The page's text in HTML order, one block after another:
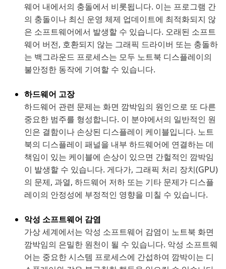
웨어 내에서의 충돌에서 비롯됩니다. 이는 프로그램 간
의 충돌이나 최신 운영 체제 업데이트에 최적화되지 않
은 소프트웨어에서 발생할 수 있습니다. 오래된 소프트
웨어 버전, 호환되지 않는 그래픽 드라이버 또는 충돌하
는 백그라운드 프로세스는 모두 노트북 디스플레이의
불안정한 동작에 기여할 수 있습니다.
하드웨어 고장
하드웨어 관련 문제는 화면 깜박임의 원인으로 또 다른
중요한 범주를 형성합니다. 이 분야에서의 일반적인 원
인은 결함이나 손상된 디스플레이 케이블입니다. 노트
북의 디스플레이 패널을 내부 하드웨어에 연결하는 데
책임이 있는 케이블에 손상이 있으면 간헐적인 깜박임
이 발생할 수 있습니다. 게다가, 그래픽 처리 장치(GPU)
의 문제, 과열, 하드웨어 저하 또는 기타 문제가 디스플
레이의 안정성에 부정적인 영향을 미칠 수 있습니다.
악성 소프트웨어 감염
가상 세계에서는 악성 소프트웨어 감염이 노트북 화면
깜박임의 은밀한 원천이 될 수 있습니다. 악성 소프트웨
어는 중요한 시스템 프로세스에 간섭하여 깜박이는 디